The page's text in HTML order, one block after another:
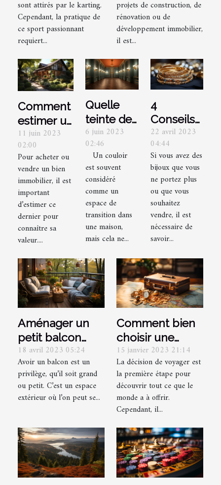
pour le Karting ?
sont attirés par le karting.
Cependant, la pratique de
ce sport passionnant
requiert...
pour vos projets
projets de construction, de
rénovation ou de
développement immobilier,
il est...
Comment
estimer un
bien
immobilier
à Brive-la-
Gaillarde ?
11 juin 2023
02:00
Pour acheter ou
vendre un bien
immobilier, il est
important
d’estimer ce
dernier pour
connaître sa
valeur....
Quelle
teinte de
peinture
utiliser
pour un
couloir et
ses
portes ?
6 juin 2023
02:46
Un couloir
est souvent
considéré
comme un
espace de
transition dans
une maison,
mais cela ne...
4
Conseils
efficaces
pour
racheter
vos
bijoux
22 avril 2023
04:44
Si vous avez des
bijoux que vous
ne portez plus
ou que vous
souhaitez
vendre, il est
nécessaire de
savoir...
Aménager un
petit balcon
pour l’été :
comment y
réussir
parfaitement ?
18 avril 2023 05:24
Avoir un balcon est un
privilège, qu’il soit grand
ou petit. C’est un espace
extérieur où l’on peut se...
Comment bien
choisir une
destination de
voyage ?
15 janvier 2023 21:14
La décision de voyager est
la première étape pour
découvrir tout ce que le
monde a à offrir.
Cependant, il...